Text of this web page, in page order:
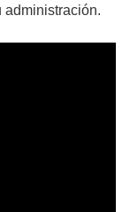
administración.